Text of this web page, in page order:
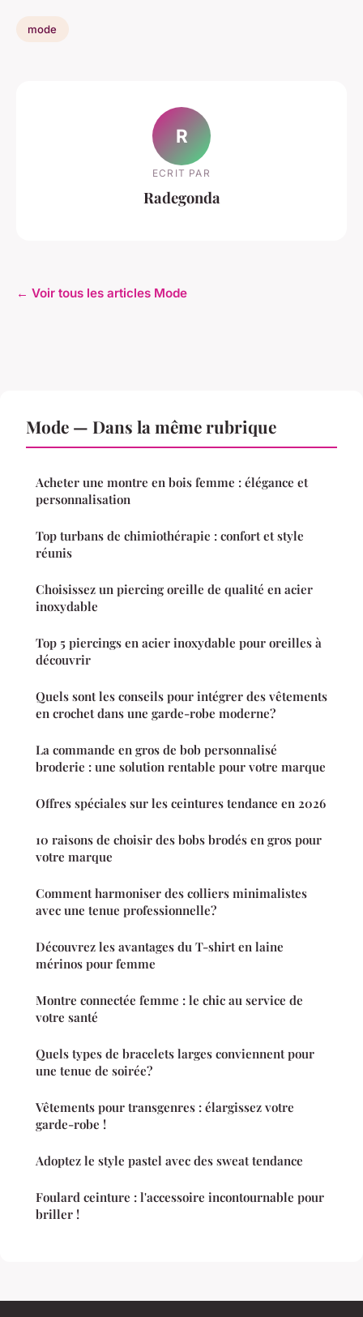
mode
R
ECRIT PAR
Radegonda
← Voir tous les articles Mode
Mode — Dans la même rubrique
Acheter une montre en bois femme : élégance et
personnalisation
Top turbans de chimiothérapie : confort et style
réunis
Choisissez un piercing oreille de qualité en acier
inoxydable
Top 5 piercings en acier inoxydable pour oreilles à
découvrir
Quels sont les conseils pour intégrer des vêtements
en crochet dans une garde-robe moderne?
La commande en gros de bob personnalisé
broderie : une solution rentable pour votre marque
Offres spéciales sur les ceintures tendance en 2026
10 raisons de choisir des bobs brodés en gros pour
votre marque
Comment harmoniser des colliers minimalistes
avec une tenue professionnelle?
Découvrez les avantages du T-shirt en laine
mérinos pour femme
Montre connectée femme : le chic au service de
votre santé
Quels types de bracelets larges conviennent pour
une tenue de soirée?
Vêtements pour transgenres : élargissez votre
garde-robe !
Adoptez le style pastel avec des sweat tendance
Foulard ceinture : l'accessoire incontournable pour
briller !